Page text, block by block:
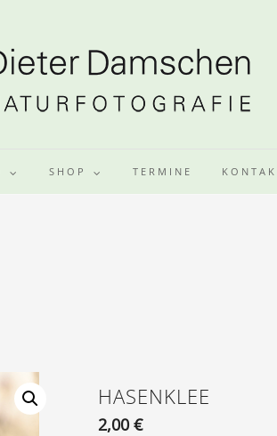
SHOP TERMINE
HASENKLEE
2,00€